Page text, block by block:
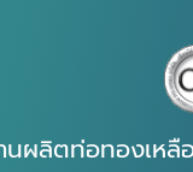
นผลิตท่อทองเห